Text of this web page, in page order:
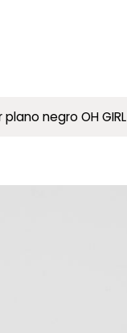
negro OH GIRL